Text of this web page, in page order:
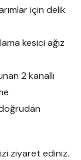
için delik
kesici ağız
2 kanallı
ziyaret ediniz.